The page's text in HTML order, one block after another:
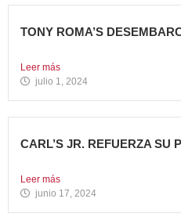
TONY ROMA’S
Leer más
julio 1, 2024
CARL’S JR. REFUERZA SU
Leer más
junio 17, 2024